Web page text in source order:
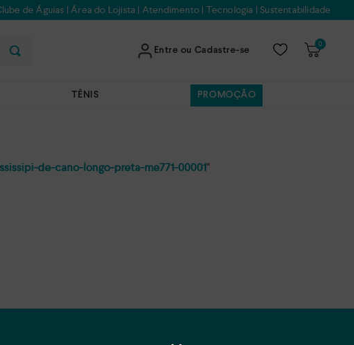
de Águias |Área do Lojista | Atendimento| Tecnologia |Sustentabilidade
Entre ou Cadastre-se
0
TÊNIS PROMOÇÃO
de-cano-longo-preta-me771-00001"